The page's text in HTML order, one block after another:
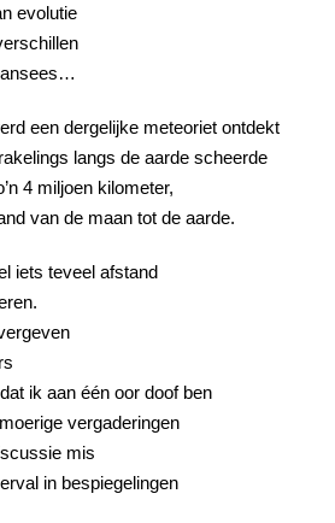
evolutie
een dergelijke meteoriet ontdekt
langs de aarde scheerde
4 miljoen kilometer,
van de maan tot de aarde.
iets teveel afstand
ik aan één oor doof ben
vergaderingen
mis
in bespiegelingen